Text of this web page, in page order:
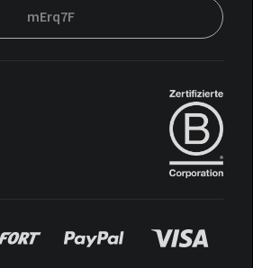
mErq7F